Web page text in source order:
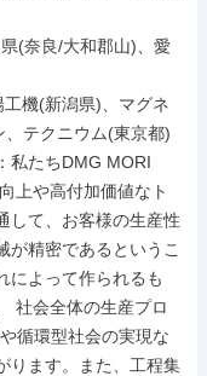
(奈良/大和郡山)、愛
機(新潟県)、マグネ
テクニウム(東京都)
私たちDMG MORI
上や高付加価値なト
して、お客様の生産性
が精密であるというこ
によって作られるも
社会全体の生産プロ
循環型社会の実現な
ります。また、工程集